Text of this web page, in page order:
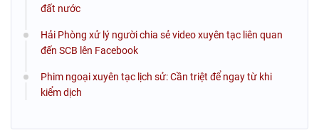
đất nước
Hải Phòng xử lý người chia sẻ video xuyên tạc liên quan
đến SCB lên Facebook
Phim ngoại xuyên tạc lịch sử: Cần triệt để ngay từ khi
kiểm dịch